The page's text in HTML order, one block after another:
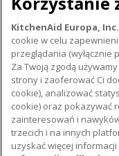
O KITCHENAID
Istota marki
WSPARCIE
KitchenAid Europa, Inc.
cookie w celu
przeglądania (wyłącznie
Za Twoją zgodą
strony i zaoferować Ci
cookie), analizować
cookie) oraz pokazywać
zainteresowań i
trzecich i na innych
uzyskać więcej